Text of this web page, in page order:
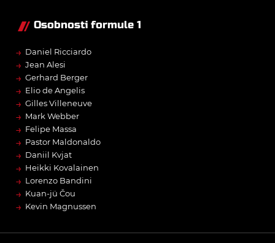
Osobnosti formule 1
→ Daniel Ricciardo
→ Jean Alesi
→ Gerhard Berger
→ Elio de Angelis
→ Gilles Villeneuve
→ Mark Webber
→ Felipe Massa
→ Pastor Maldonaldo
→ Daniil Kvjat
→ Heikki Kovalainen
→ Lorenzo Bandini
→ Kuan-jü Čou
→ Kevin Magnussen